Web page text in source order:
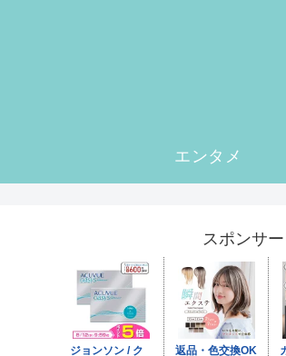
エンタメ
スポンサ